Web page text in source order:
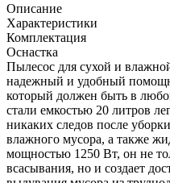
Описание
Характеристики
Комплектация
Оснастка
Пылесос для сухой и
надежный и удобный
который должен быть в
стали емкостью 20 литров
никаких следов после
влажного мусора, а также
мощностью 1250 Вт, он не
всасывания, но и создает